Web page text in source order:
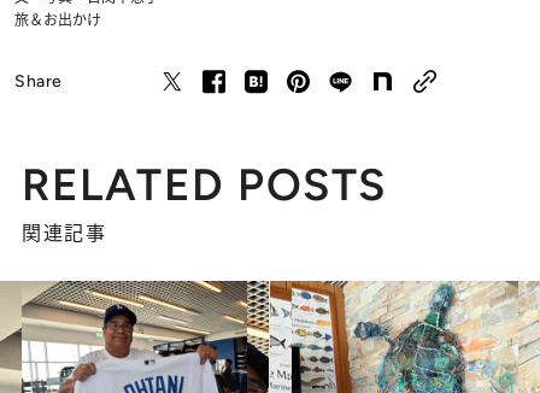
旅＆お出かけ
Share
RELATED POSTS
関連記事